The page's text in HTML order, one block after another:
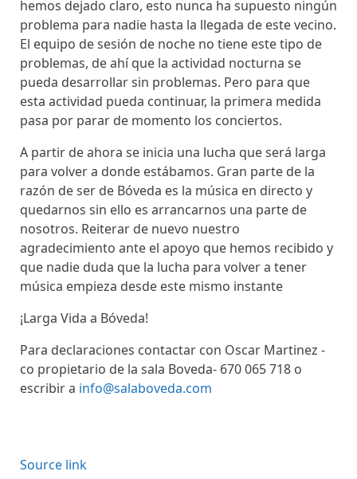
hemos dejado claro, esto nunca ha supuesto ningún
problema para nadie hasta la llegada de este vecino.
El equipo de sesión de noche no tiene este tipo de
problemas, de ahí que la actividad nocturna se
pueda desarrollar sin problemas. Pero para que
esta actividad pueda continuar, la primera medida
pasa por parar de momento los conciertos.
A partir de ahora se inicia una lucha que será larga
para volver a donde estábamos. Gran parte de la
razón de ser de Bóveda es la música en directo y
quedarnos sin ello es arrancarnos una parte de
nosotros. Reiterar de nuevo nuestro
agradecimiento ante el apoyo que hemos recibido y
que nadie duda que la lucha para volver a tener
música empieza desde este mismo instante
¡Larga Vida a Bóveda!
Para declaraciones contactar con Oscar Martinez -
co propietario de la sala Boveda- 670 065 718 o
escribir a info@salaboveda.com
Source link